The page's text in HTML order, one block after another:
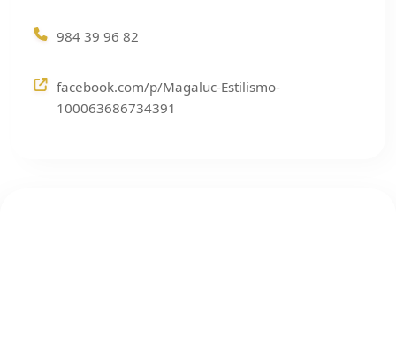
984 39 96 82
facebook.com/p/Magaluc-Estilismo-
100063686734391